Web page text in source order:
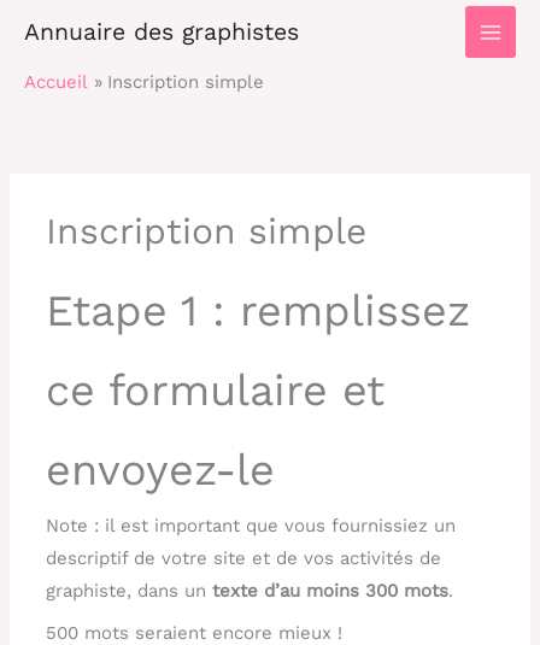
Annuaire des graphistes
Main
Accueil Inscription simple
Inscription simple
Etape 1 : remplissez
ce formulaire et
envoyez-le
Note : il est important que vous fournissiez un
descriptif de votre site et de vos activités de
graphiste, dans untexte d’au moins 300 mots.
500 mots seraient encore mieux !